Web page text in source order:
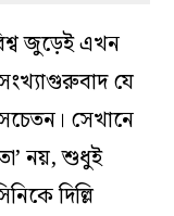
জুড়েই এখন
যে
সেখানে
নয়, শুধুই
দিল্লি